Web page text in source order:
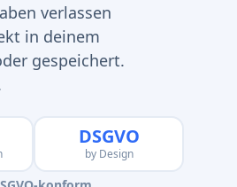
verlassen
in deinem
gespeichert.
DSGVO
by Design